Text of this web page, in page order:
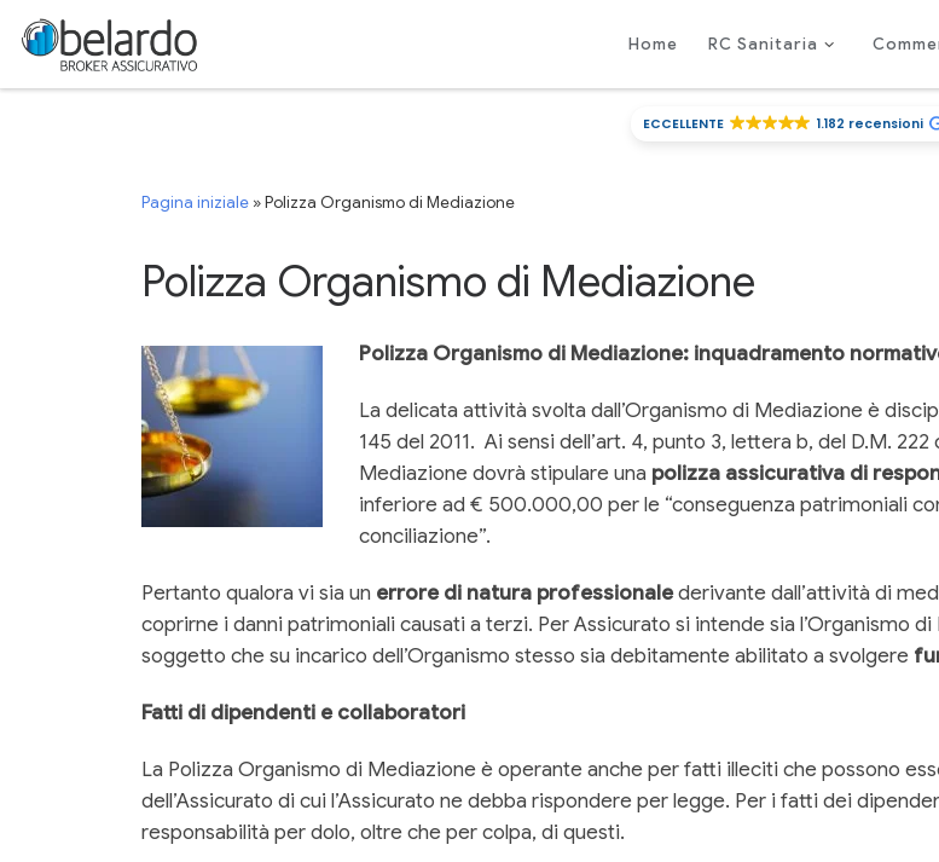
Passa al contenuto Home RC Sanitaria
ECCELLENTE 1.182 recensioni
Pagina iniziale »Polizza Organismo di Mediazione
Polizza Organismo di Mediazione
Polizza Organismo di Mediazione: inquadramento
La delicata attività svolta dall’Organismo di Mediazione è
145 del 2011. Ai sensi dell’art. 4, punto 3, lettera b, del D.M.
Mediazione dovrà stipulare una polizza assicurativa di
inferiore ad € 500.000,00 per le “conseguenza patrimoniali
conciliazione”.
Pertanto qualora vi sia un errore di natura professionalederivante dall’attività di
coprirne i danni patrimoniali causati a terzi. Per Assicurato si intende sia l’Organismo
soggetto che su incarico dell’Organismo stesso sia debitamente abilitato a svolgere
Fatti di dipendenti e collaboratori
La Polizza Organismo di Mediazione è operante anche per fatti illeciti che possono
dell’Assicurato di cui l’Assicurato ne debba rispondere per legge. Per i fatti dei
responsabilità per dolo, oltre che per colpa, di questi.